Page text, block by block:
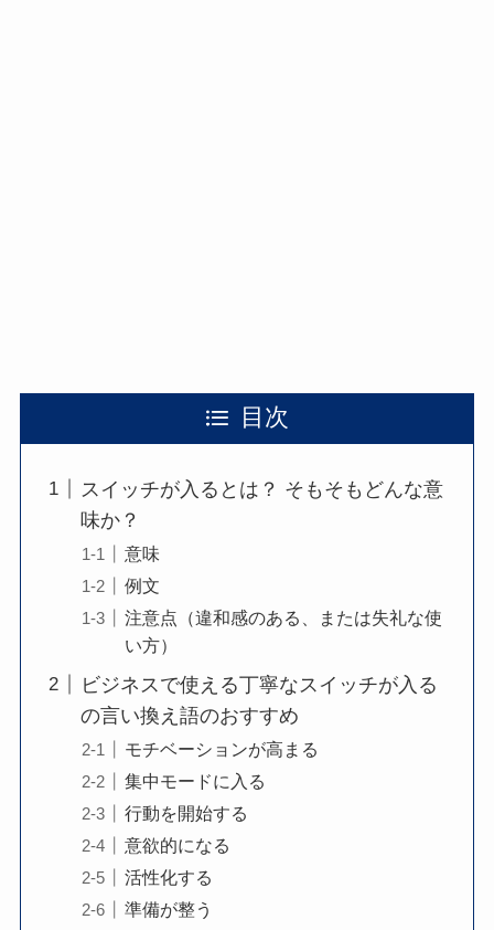
目次
スイッチが入るとは？ そもそもどんな意
味か？
意味
例文
注意点（違和感のある、または失礼な使
い方）
ビジネスで使える丁寧なスイッチが入る
の言い換え語のおすすめ
モチベーションが高まる
集中モードに入る
行動を開始する
意欲的になる
活性化する
準備が整う